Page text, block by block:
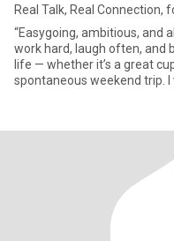
Real Talk, Real Connection,
“Easygoing, ambitious, and
work hard, laugh often, and
life — whether it’s a great
spontaneous weekend trip. I